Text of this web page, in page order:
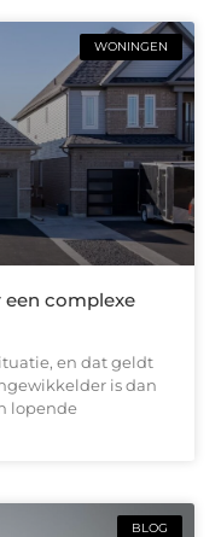
WONINGEN
een complexe
en dat geldt
is dan
lopende
BLOG